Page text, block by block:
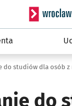
Serwis
do studiów dla osób
do